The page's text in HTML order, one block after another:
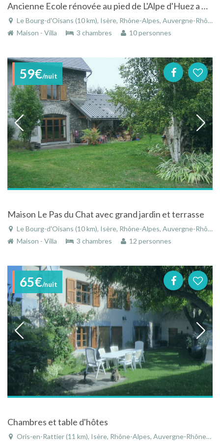
Ancienne Ecole rénovée au pied de L'Alpe d'Huez a Bourg d'Oisans
Le Bourg-d'Oisans (10 km), Isère, Rhône-Alpes, Auvergne-Rhône-Alpes, France
Maison - Villa
3 chambres 10 personnes
59€/nuit
Maison Le Pas du Chat avec grand jardin et terrasse
Le Bourg-d'Oisans (10 km), Isère, Rhône-Alpes, Auvergne-Rhône-Alpes, France
Maison - Villa
3 chambres 12 personnes
65€/nuit
Chambres et table d'hôtes
Oris-en-Rattier (11 km), Isère, Rhône-Alpes, Auvergne-Rhône-Alpes, France